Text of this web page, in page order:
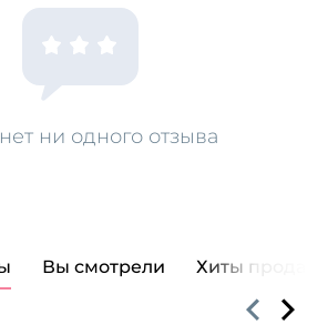
ни одного отзыва
Вы смотрели Хиты продаж